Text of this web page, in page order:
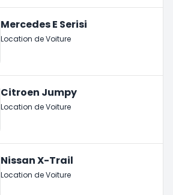
Mercedes E Serisi
Location de Voiture
Citroen Jumpy
Location de Voiture
Nissan X-Trail
Location de Voiture